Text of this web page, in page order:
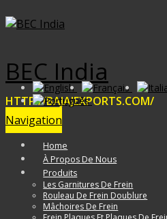
BEC India
HTTP://BAJAJEXPORTS.COM/
Navigation
Home
À Propos De Nous
Produits
Les Garnitures De Frein
Rouleau De Frein Doublure
Mâchoires De Frein